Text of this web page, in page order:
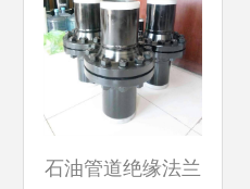
石油管道绝缘法兰